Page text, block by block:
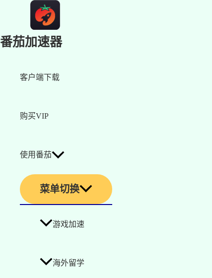
番茄加速器
客户端下载
购买VIP
使用番茄
菜单切换
游戏加速
海外留学